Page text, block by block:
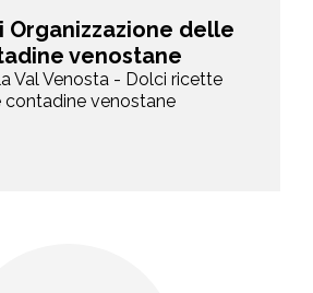
Organizzazione delle
venostane
Val Venosta - Dolci ricette
contadine venostane